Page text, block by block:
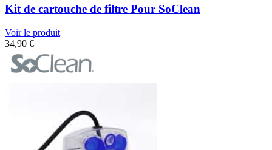
Kit de cartouche de filtre Pour SoClean
Voir le produit
34,90 €